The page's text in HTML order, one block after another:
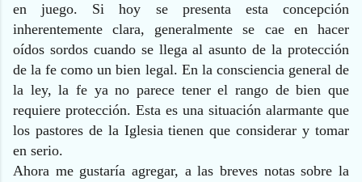
en juego. Si hoy se presenta esta concepción
inherentemente clara, generalmente se cae en hacer
oídos sordos cuando se llega al asunto de la protección
de la fe como un bien legal. En la consciencia general de
la ley, la fe ya no parece tener el rango de bien que
requiere protección. Esta es una situación alarmante que
los pastores de la Iglesia tienen que considerar y tomar
en serio.
Ahora me gustaría agregar, a las breves notas sobre la